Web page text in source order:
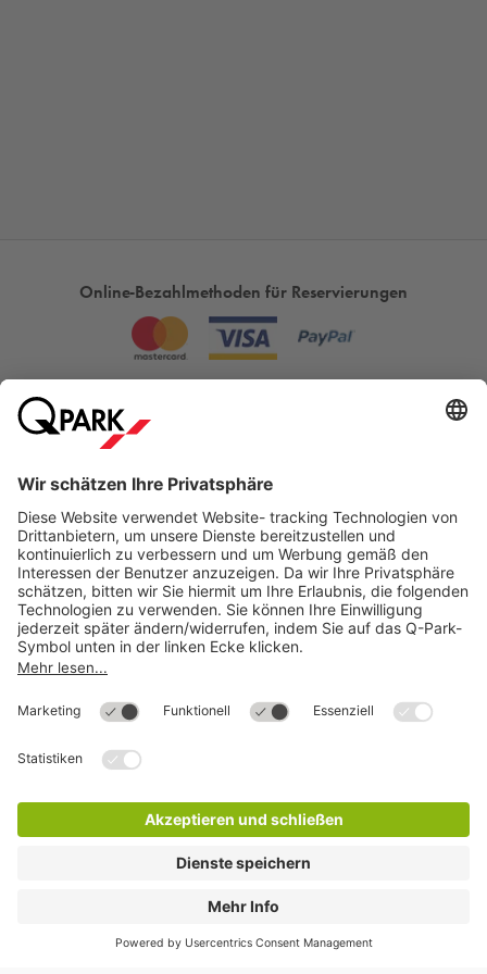
Online-Bezahlmethoden für Reservierungen
Mehr überQ-Park
Hilfe
©Q-ParkDeutschland (2018)